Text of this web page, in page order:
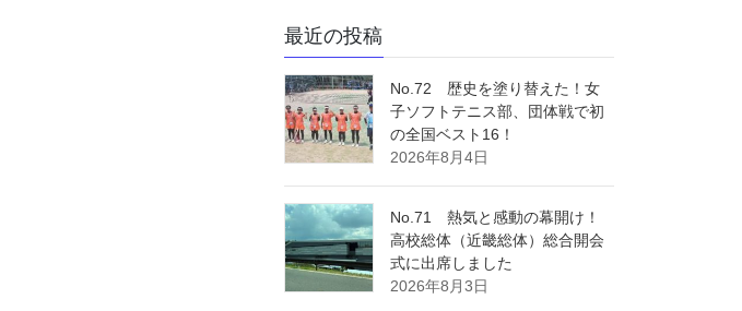
最近の投稿
No.72 歴史を塗り替えた！女
子ソフトテニス部、団体戦で初
の全国ベスト16！
2026年8月4日
No.71 熱気と感動の幕開け！
高校総体（近畿総体）総合開会
式に出席しました
2026年8月3日